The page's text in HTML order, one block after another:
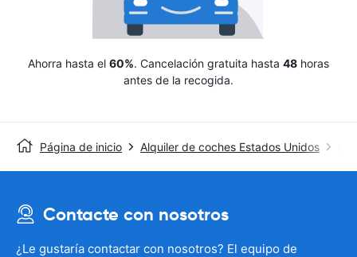
Ahorra hasta el 60%. Cancelación gratuita hasta 48 horas
antes de la recogida.
Página de inicio Alquiler de coches Estados Unidos
Contacte con nosotros
¿Le gustaría contactar con nosotros? El equipo de